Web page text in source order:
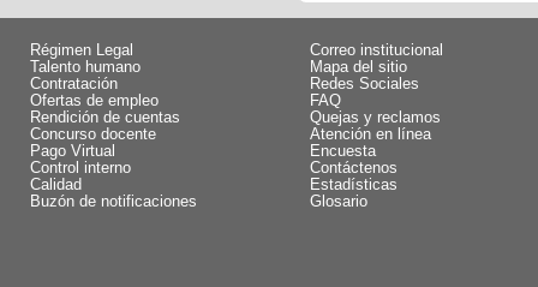
Régimen Legal
Talento humano
Contratación
Ofertas de empleo
Rendición de cuentas
Concurso docente
Pago Virtual
Control interno
Calidad
Buzón de notificaciones
Correo institucional
Mapa del sitio
Redes Sociales
FAQ
Quejas y reclamos
Atención en línea
Encuesta
Contáctenos
Estadísticas
Glosario